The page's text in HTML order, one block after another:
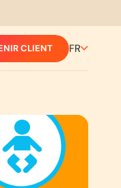
CLIENT FR